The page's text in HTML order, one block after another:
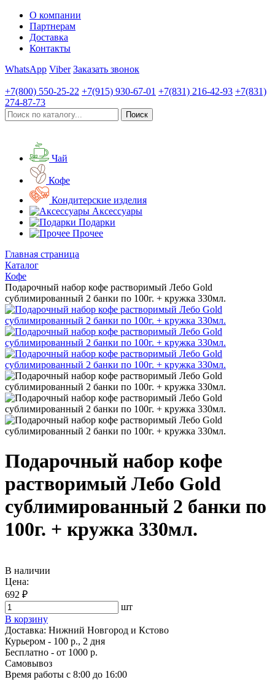
О компании
Партнерам
Доставка
Контакты
WhatsApp Viber Заказать звонок
+7(800) 550-25-22 +7(915) 930-67-01 +7(831) 216-42-93 +7(831)
274-87-73
Чай
Кофе
Кондитерские изделия
Аксессуары
Подарки
Прочее
Главная страница
Каталог
Кофе
Подарочный набор кофе растворимый Лебо Gold
сублимированный 2 банки по 100г. + кружка 330мл.
Подарочный набор кофе
растворимый Лебо Gold
сублимированный 2 банки по
100г. + кружка 330мл.
В наличии
Цена:
692 ₽
шт
В корзину
Доставка: Нижний Новгород и Кстово
Курьером - 100 р., 2 дня
Бесплатно - от 1000 р.
Самовывоз
Время работы с 8:00 до 16:00